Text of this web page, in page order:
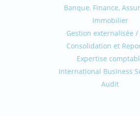
Banque, Finance,
Immobilier
Gestion externalisée /
Consolidation et
Expertise
International Business
Audit